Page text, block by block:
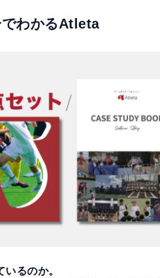
でわかるAtleta
るのか。